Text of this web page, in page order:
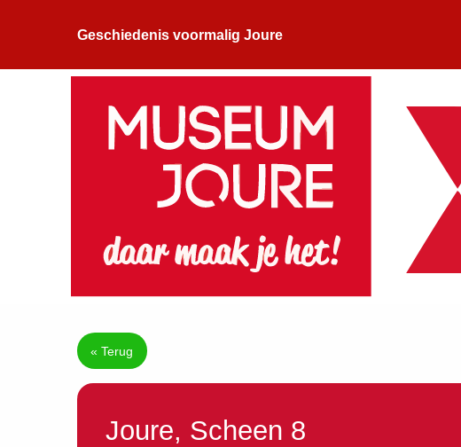
Geschiedenis voormalig Joure
« Terug
Joure, Scheen 8